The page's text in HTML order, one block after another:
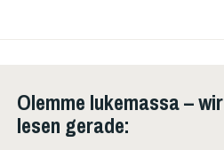
Olemme lukemassa – wir
lesen gerade: